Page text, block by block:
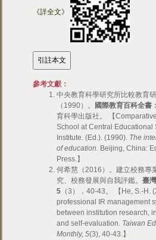
《詳全文》
參考文獻：
中央教育科學研究所比較教育
（1990）。
國際教育百科全書
育科學出版社。 【
School at Central Educational
Institute. (Ed.). (1990). The
of education. Beijing, China:
Press.】
何希慧（2016）。建立校務專
究、校務發展與自我評鑑。臺
5 （3），40-43。 【He, S.-H.
professional IR management
between institution research,
and self-evaluation. Taiwan
Monthly, 5(3), 40-43.】